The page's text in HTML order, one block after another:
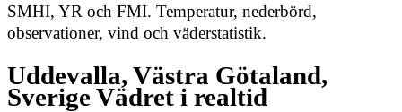
SMHI, YR och FMI. Temperatur, nederbörd,
observationer, vind och väderstatistik.
Uddevalla, Västra Götaland,
Sverige Vädret i realtid